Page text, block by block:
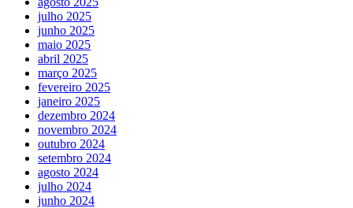
julho 2025
junho 2025
maio 2025
abril 2025
março 2025
fevereiro 2025
janeiro 2025
dezembro 2024
novembro 2024
outubro 2024
setembro 2024
agosto 2024
julho 2024
junho 2024